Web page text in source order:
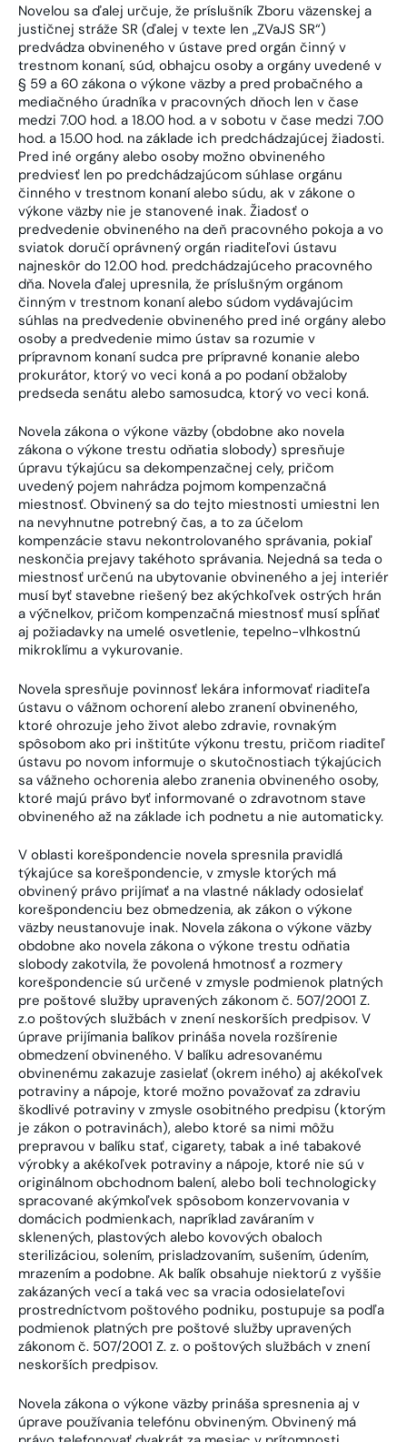
Novelou sa ďalej určuje, že príslušník Zboru väzenskej a
justičnej stráže SR (ďalej v texte len „ZVaJS SR“)
predvádza obvineného v ústave pred orgán činný v
trestnom konaní, súd, obhajcu osoby a orgány uvedené v
§ 59 a 60 zákona o výkone väzby a pred probačného a
mediačného úradníka v pracovných dňoch len v čase
medzi 7.00 hod. a 18.00 hod. a v sobotu v čase medzi 7.00
hod. a 15.00 hod. na základe ich predchádzajúcej žiadosti.
Pred iné orgány alebo osoby možno obvineného
predviesť len po predchádzajúcom súhlase orgánu
činného v trestnom konaní alebo súdu, ak v zákone o
výkone väzby nie je stanovené inak. Žiadosť o
predvedenie obvineného na deň pracovného pokoja a vo
sviatok doručí oprávnený orgán riaditeľovi ústavu
najneskôr do 12.00 hod. predchádzajúceho pracovného
dňa. Novela ďalej upresnila, že príslušným orgánom
činným v trestnom konaní alebo súdom vydávajúcim
súhlas na predvedenie obvineného pred iné orgány alebo
osoby a predvedenie mimo ústav sa rozumie v
prípravnom konaní sudca pre prípravné konanie alebo
prokurátor, ktorý vo veci koná a po podaní obžaloby
predseda senátu alebo samosudca, ktorý vo veci koná.
Novela zákona o výkone väzby (obdobne ako novela
zákona o výkone trestu odňatia slobody) spresňuje
úpravu týkajúcu sa dekompenzačnej cely, pričom
uvedený pojem nahrádza pojmom kompenzačná
miestnosť. Obvinený sa do tejto miestnosti umiestni len
na nevyhnutne potrebný čas, a to za účelom
kompenzácie stavu nekontrolovaného správania, pokiaľ
neskončia prejavy takéhoto správania. Nejedná sa teda o
miestnosť určenú na ubytovanie obvineného a jej interiér
musí byť stavebne riešený bez akýchkoľvek ostrých hrán
a výčnelkov, pričom kompenzačná miestnosť musí spĺňať
aj požiadavky na umelé osvetlenie, tepelno-vlhkostnú
mikroklímu a vykurovanie.
Novela spresňuje povinnosť lekára informovať riaditeľa
ústavu o vážnom ochorení alebo zranení obvineného,
ktoré ohrozuje jeho život alebo zdravie, rovnakým
spôsobom ako pri inštitúte výkonu trestu, pričom riaditeľ
ústavu po novom informuje o skutočnostiach týkajúcich
sa vážneho ochorenia alebo zranenia obvineného osoby,
ktoré majú právo byť informované o zdravotnom stave
obvineného až na základe ich podnetu a nie automaticky.
V oblasti korešpondencie novela spresnila pravidlá
týkajúce sa korešpondencie, v zmysle ktorých má
obvinený právo prijímať a na vlastné náklady odosielať
korešpondenciu bez obmedzenia, ak zákon o výkone
väzby neustanovuje inak. Novela zákona o výkone väzby
obdobne ako novela zákona o výkone trestu odňatia
slobody zakotvila, že povolená hmotnosť a rozmery
korešpondencie sú určené v zmysle podmienok platných
pre poštové služby upravených zákonom č. 507/2001 Z.
z.o poštových službách v znení neskorších predpisov. V
úprave prijímania balíkov prináša novela rozšírenie
obmedzení obvineného. V balíku adresovanému
obvinenému zakazuje zasielať (okrem iného) aj akékoľvek
potraviny a nápoje, ktoré možno považovať za zdraviu
škodlivé potraviny v zmysle osobitného predpisu (ktorým
je zákon o potravinách), alebo ktoré sa nimi môžu
prepravou v balíku stať, cigarety, tabak a iné tabakové
výrobky a akékoľvek potraviny a nápoje, ktoré nie sú v
originálnom obchodnom balení, alebo boli technologicky
spracované akýmkoľvek spôsobom konzervovania v
domácich podmienkach, napríklad zaváraním v
sklenených, plastových alebo kovových obaloch
sterilizáciou, solením, prisladzovaním, sušením, údením,
mrazením a podobne. Ak balík obsahuje niektorú z vyššie
zakázaných vecí a taká vec sa vracia odosielateľovi
prostredníctvom poštového podniku, postupuje sa podľa
podmienok platných pre poštové služby upravených
zákonom č. 507/2001 Z. z. o poštových službách v znení
neskorších predpisov.
Novela zákona o výkone väzby prináša spresnenia aj v
úprave používania telefónu obvineným. Obvinený má